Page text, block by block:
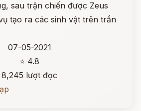
sau trận chiến được Zeus
tạo ra các sinh vật trên trần
07-05-2021
⭐ 4.8
8,245 lượt đọc